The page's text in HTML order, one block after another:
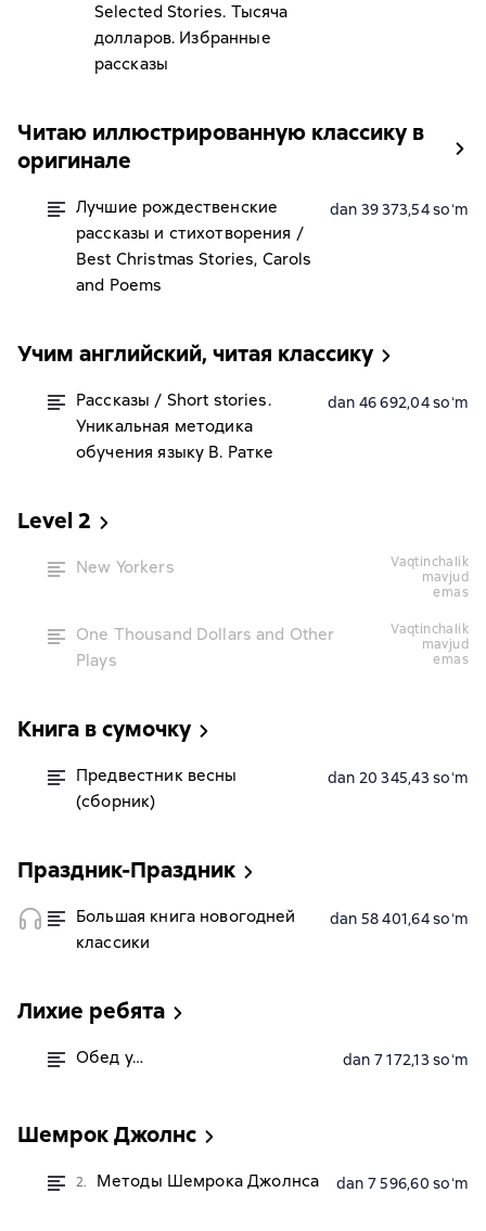
Selected Stories. Тысяча
долларов. Избранные
рассказы
Читаю иллюстрированную классику в
оригинале
Лучшие рождественские
рассказы и стихотворения /
Best Christmas Stories, Carols
and Poems
dan 39 373,54 soʻm
Учим английский, читая классику
Рассказы / Short stories.
Уникальная методика
обучения языку В. Ратке
dan 46 692,04 soʻm
Level 2
New Yorkers
vaqtinchalik
mavjud
emas
One Thousand Dollars and Other
Plays
vaqtinchalik
mavjud
emas
Книга в сумочку
Предвестник весны
(сборник)
dan 20 345,43 soʻm
Праздник-Праздник
Большая книга новогодней
классики
dan 58 401,64 soʻm
Лихие ребята
Обед у… dan 7 172,13 soʻm
Шемрок Джолнс
2. Методы Шемрока Джолнса dan 7 596,60 soʻm